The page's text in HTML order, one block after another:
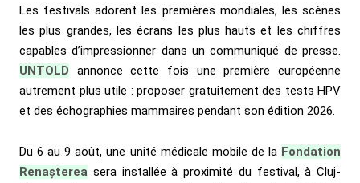
Les festivals adorent les premières mondiales, les scènes
les plus grandes, les écrans les plus hauts et les chiffres
capables d’impressionner dans un communiqué de presse.
UNTOLD annonce cette fois une première européenne
autrement plus utile : proposer gratuitement des tests HPV
et des échographies mammaires pendant son édition 2026.
Du 6 au 9 août, une unité médicale mobile de la Fondation
Renașterea sera installée à proximité du festival, à Cluj-